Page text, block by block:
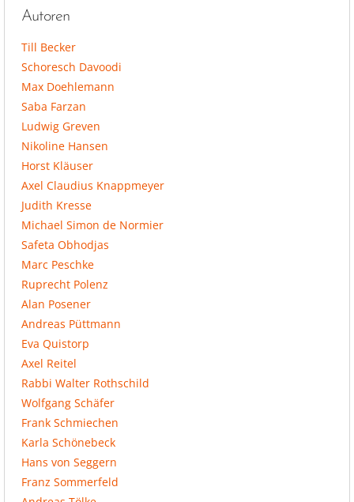
Autoren
Till Becker
Schoresch Davoodi
Max Doehlemann
Saba Farzan
Ludwig Greven
Nikoline Hansen
Horst Kläuser
Axel Claudius Knappmeyer
Judith Kresse
Michael Simon de Normier
Safeta Obhodjas
Marc Peschke
Ruprecht Polenz
Alan Posener
Andreas Püttmann
Eva Quistorp
Axel Reitel
Rabbi Walter Rothschild
Wolfgang Schäfer
Frank Schmiechen
Karla Schönebeck
Hans von Seggern
Franz Sommerfeld